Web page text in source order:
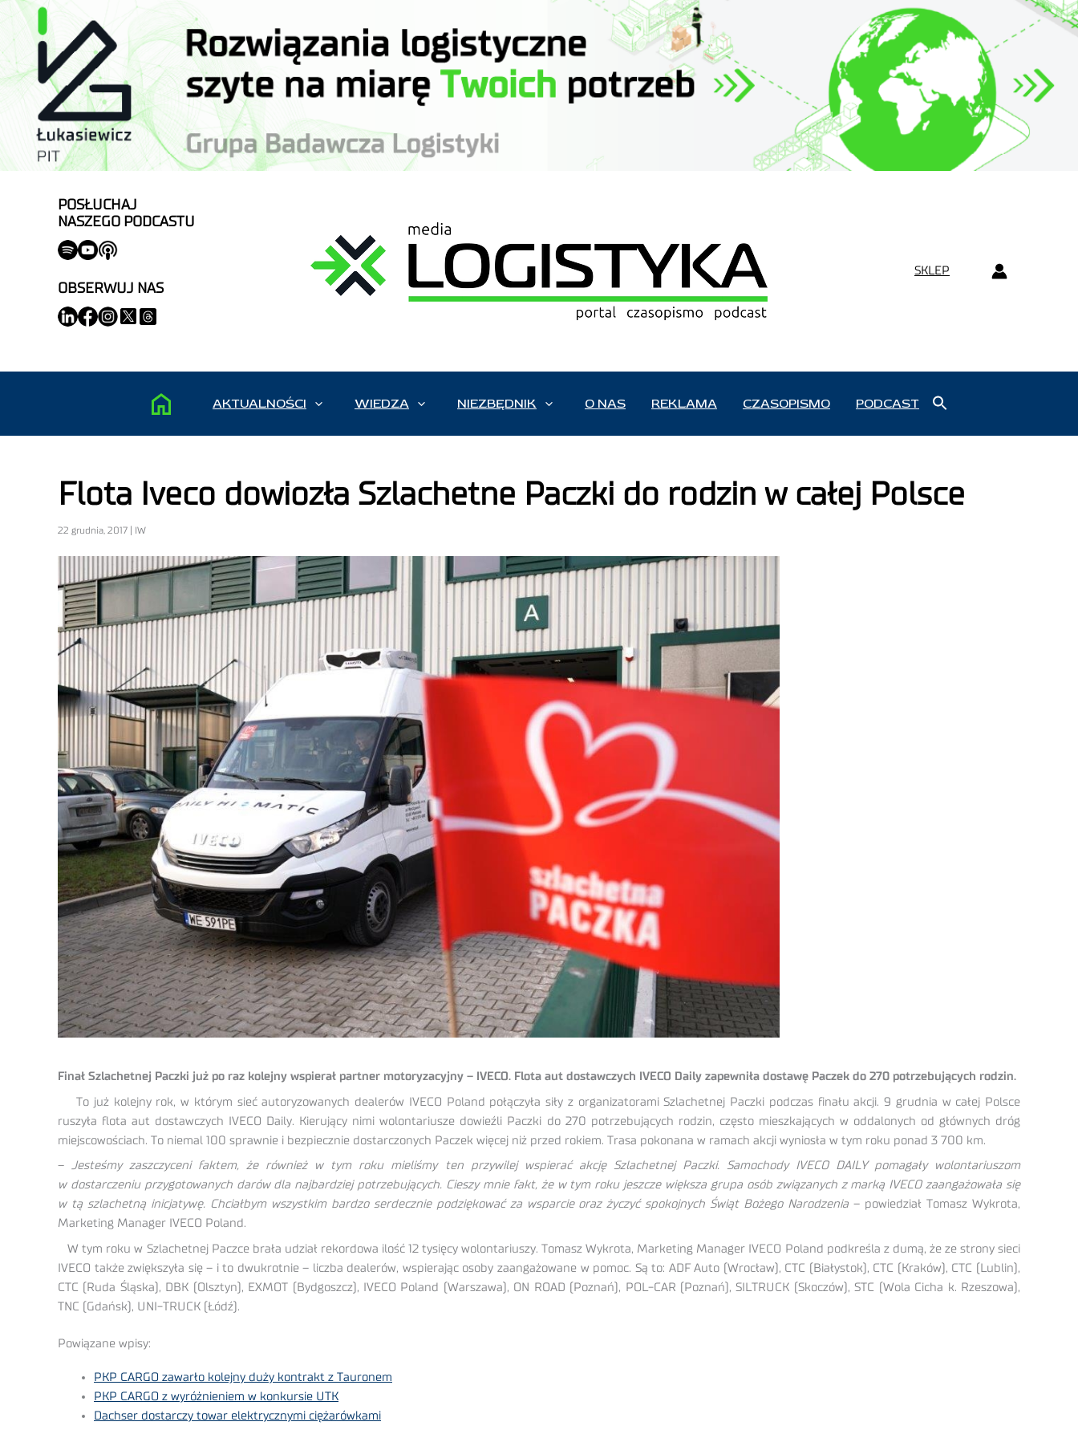
POSŁUCHAJ
NASZEGO PODCASTU
OBSERWUJ NAS
SKLEP
AKTUALNOŚCI WIEDZA NIEZBĘDNIK O NAS REKLAMA CZASOPISMO PODCAST
Flota Iveco dowiozła Szlachetne Paczki do rodzin w całej Polsce
22 grudnia, 2017 | IW
Finał Szlachetnej Paczki już po raz kolejny wspierał partner motoryzacyjny – IVECO. Flota aut dostawczych IVECO Daily zapewniła dostawę Paczek do 270 potrzebujących rodzin.
To już kolejny rok, w którym sieć autoryzowanych dealerów IVECO Poland połączyła siły z organizatorami Szlachetnej Paczki podczas finału akcji. 9 grudnia w całej Polsce
ruszyła flota aut dostawczych IVECO Daily. Kierujący nimi wolontariusze dowieźli Paczki do 270 potrzebujących rodzin, często mieszkających w oddalonych od głównych dróg
miejscowościach. To niemal 100 sprawnie i bezpiecznie dostarczonych Paczek więcej niż przed rokiem. Trasa pokonana w ramach akcji wyniosła w tym roku ponad 3 700 km.
–Jesteśmy zaszczyceni faktem, że również w tym roku mieliśmy ten przywilej wspierać akcję Szlachetnej Paczki. Samochody IVECO DAILY pomagały wolontariuszom
w dostarczeniu przygotowanych darów dla najbardziej potrzebujących. Cieszy mnie fakt, że w tym roku jeszcze większa grupa osób związanych z marką IVECO zaangażowała się
w tą szlachetną inicjatywę. Chciałbym wszystkim bardzo serdecznie podziękować za wsparcie oraz życzyć spokojnych Świąt Bożego Narodzenia – powiedział Tomasz Wykrota,
Marketing Manager IVECO Poland.
W tym roku w Szlachetnej Paczce brała udział rekordowa ilość 12 tysięcy wolontariuszy. Tomasz Wykrota, Marketing Manager IVECO Poland podkreśla z dumą, że ze strony sieci
IVECO także zwiększyła się – i to dwukrotnie – liczba dealerów, wspierając osoby zaangażowane w pomoc. Są to: ADF Auto (Wrocław), CTC (Białystok), CTC (Kraków), CTC (Lublin),
CTC (Ruda Śląska), DBK (Olsztyn), EXMOT (Bydgoszcz), IVECO Poland (Warszawa), ON ROAD (Poznań), POL-CAR (Poznań), SILTRUCK (Skoczów), STC (Wola Cicha k. Rzeszowa),
TNC (Gdańsk), UNI-TRUCK (Łódź).
Powiązane wpisy:
PKP CARGO zawarło kolejny duży kontrakt z Tauronem
PKP CARGO z wyróżnieniem w konkursie UTK
Dachser dostarczy towar elektrycznymi ciężarówkami